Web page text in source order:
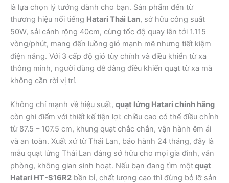
là lựa chọn lý tưởng dành cho bạn. Sản phẩm đến từ
thương hiệu nổi tiếng Hatari Thái Lan, sở hữu công suất
50W, sải cánh rộng 40cm, cùng tốc độ quay lên tới 1.115
vòng/phút, mang đến luồng gió mạnh mẽ nhưng tiết kiệm
điện năng. Với 3 cấp độ gió tùy chỉnh và điều khiển từ xa
thông minh, người dùng dễ dàng điều khiển quạt từ xa mà
không cần rời vị trí.
Không chỉ mạnh về hiệu suất, quạt lửng Hatari chính hãng
còn ghi điểm với thiết kế tiện lợi: chiều cao có thể điều chỉnh
từ 87.5 – 107.5 cm, khung quạt chắc chắn, vận hành êm ái
và an toàn. Xuất xứ từ Thái Lan, bảo hành 24 tháng, đây là
mẫu quạt lửng Thái Lan đáng sở hữu cho mọi gia đình, văn
phòng, không gian sinh hoạt. Nếu bạn đang tìm mộtquạt
Hatari HT-S16R2 bền bỉ, chất lượng cao thì đừng bỏ lỡ sản